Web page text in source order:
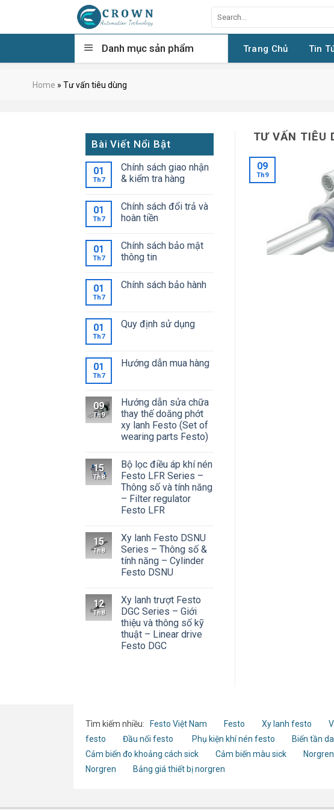
content
for:
Danh mục sản phẩm Trang Chủ Tin
Home » Tư vấn tiêu dùng
Bài Viết Nổi Bật
01
Th7
Chính sách giao nhận
& kiểm tra hàng
01
Th7
Chính sách đổi trả và
hoàn tiền
01
Th7
Chính sách bảo mật
thông tin
01
Th7
Chính sách bảo hành
01
Th7
Quy định sử dụng
01
Th7
Hướng dẫn mua hàng
09
Th9
Hướng dẫn sửa chữa
thay thế doăng phớt
xy lanh Festo (Set of
wearing parts Festo)
15
Th8
Bộ lọc điều áp khí nén
Festo LFR Series –
Thông số và tính năng
– Filter regulator
Festo LFR
15
Th8
Xy lanh Festo DSNU
Series – Thông số &
tính năng – Cylinder
Festo DSNU
12
Th8
Xy lanh trượt Festo
DGC Series – Giới
thiệu và thông số kỹ
thuật – Linear drive
Festo DGC
TƯ VẤN TIÊU
09
Th9
Tìm kiếm nhiều: Festo Việt Nam Festo Xy lanh festo
festo
Đầu nối festo Phụ kiện khí nén festo Biến tần
Cảm biến đo khoảng cách sick
Cảm biến màu sick
Norgren
Bảng giá thiết bị norgren